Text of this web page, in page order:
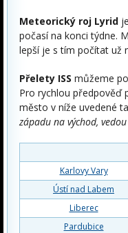
Meteorický roj Lyrid
počasí na konci týdne.
lepší je s tím počítat už
Přelety ISS můžeme
Pro rychlou předpověď
město v níže uvedené
západu na východ,
Karlovy Vary
Ústí nad Labem
Liberec
Pardubice